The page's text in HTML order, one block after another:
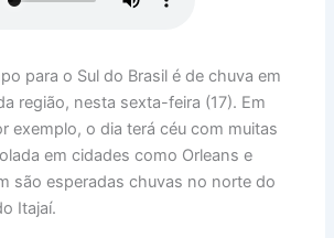
para o Sul do Brasil é de chuva em
região, nesta sexta-feira (17). Em
exemplo, o dia terá céu com muitas
em cidades como Orleans e
são esperadas chuvas no norte do
Itajaí.